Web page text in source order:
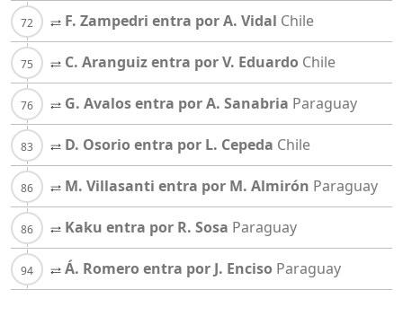
F. Zampedri entra por A. Vidal Chile
C. Aranguiz entra por V. Eduardo Chile
G. Avalos entra por A. Sanabria Paraguay
D. Osorio entra por L. Cepeda Chile
M. Villasanti entra por M. Almirón Paraguay
Kaku entra por R. Sosa Paraguay
Á. Romero entra por J. Enciso Paraguay